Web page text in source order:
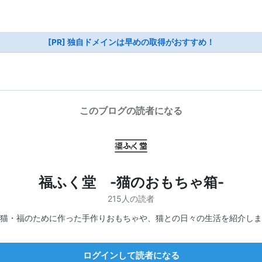
[PR] 独自ドメインは早めの取得がおすすめ！
このブログの読者になる
福ふく堂 -猫のおもちゃ箱-
215人の読者
・福のために作った手作りおもちゃや、猫との日々の生活を紹介し
ログインして読者になる